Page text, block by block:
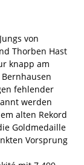
von
Thorben Hast
knapp am
fehlender
werden
alten Rekord
Goldmedaille
Vorsprung